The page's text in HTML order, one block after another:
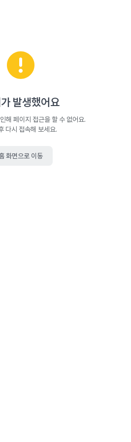
발생했어요
해 페이지 접근을 할 수 없어요.
다시 접속해 보세요.
화면으로 이동